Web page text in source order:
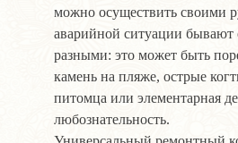
можно осуществить своими
аварийной ситуации бывают
разными: это может быть
камень на пляже, острые
питомца или элементарная
любознательность.